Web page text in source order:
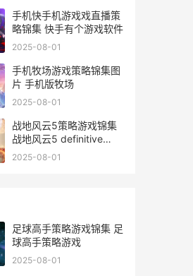
手机快手机游戏戏直播策
略锦集 快手有个游戏软件
2025-08-01
手机牧场游戏策略锦集图
片 手机版牧场
2025-08-01
战地风云5策略游戏锦集
战地风云5 definitive
edition
2025-08-01
足球高手策略游戏锦集 足
球高手策略游戏
2025-08-01